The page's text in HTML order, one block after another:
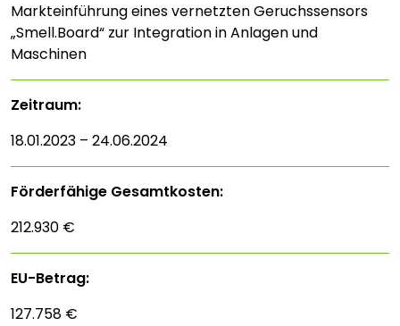
Markteinführung eines vernetzten Geruchssensors
„Smell.Board“ zur Integration in Anlagen und
Maschinen
Zeitraum:
18.01.2023 – 24.06.2024
Förderfähige Gesamtkosten:
212.930 €
EU-Betrag:
127.758 €